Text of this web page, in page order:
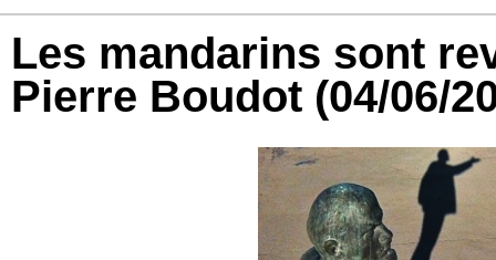
Les mandarins sont
Pierre Boudot (04/06/